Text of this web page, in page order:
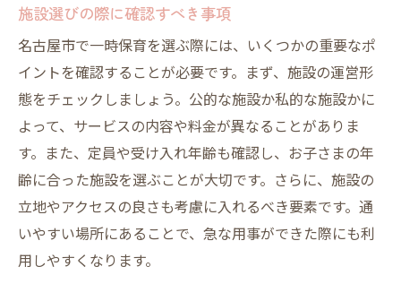
忙しい保護者必見の一時保育施設の選び方
忙しい日々に対応する予約システム
短時間でも安心して預けられる理由
送迎サービスを利用するメリット
保護者のライフスタイルに合わせた施設選
び
施設間の連携で実現する利便性
名古屋市の保護者支援制度を活用する
名古屋市の一時保育施設が提供する安心の理由
施設選びの際に確認すべき事項
名古屋市で一時保育を選ぶ際には、いくつかの重要なポ
イントを確認することが必要です。まず、施設の運営形
態をチェックしましょう。公的な施設か私的な施設かに
よって、サービスの内容や料金が異なることがありま
す。また、定員や受け入れ年齢も確認し、お子さまの年
齢に合った施設を選ぶことが大切です。さらに、施設の
立地やアクセスの良さも考慮に入れるべき要素です。通
いやすい場所にあることで、急な用事ができた際にも利
用しやすくなります。